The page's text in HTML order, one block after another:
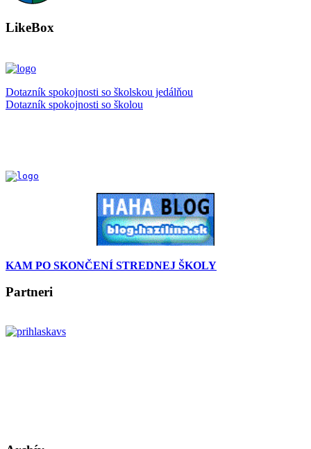
LikeBox
Dotazník spokojnosti so školskou jedálňou
Dotazník spokojnosti so školou
KAM PO SKONČENÍ STREDNEJ ŠKOLY
Partneri